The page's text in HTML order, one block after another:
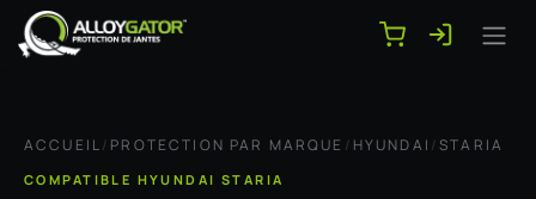
Se rendre au contenu
ACCUEIL/ PROTECTION PAR MARQUE / HYUNDAI /STARIA
COMPATIBLE HYUNDAI STARIA